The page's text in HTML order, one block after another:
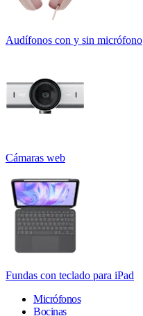
Audífonos con y sin micrófono
Cámaras web
Fundas con teclado para iPad
Micrófonos
Bocinas